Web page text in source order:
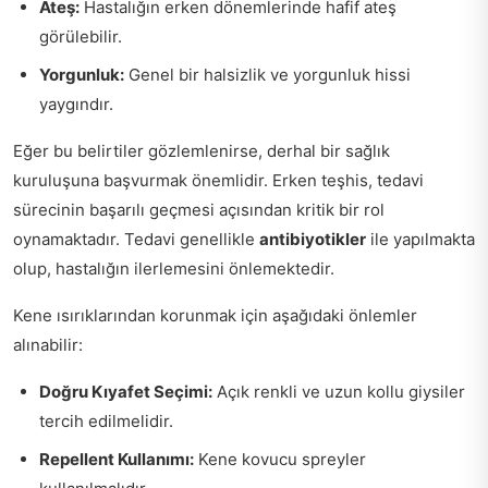
Ateş: Hastalığın erken dönemlerinde hafif ateş
görülebilir.
Yorgunluk: Genel bir halsizlik ve yorgunluk hissi
yaygındır.
Eğer bu belirtiler gözlemlenirse, derhal bir sağlık
kuruluşuna başvurmak önemlidir. Erken teşhis, tedavi
sürecinin başarılı geçmesi açısından kritik bir rol
oynamaktadır. Tedavi genellikle antibiyotikler ile yapılmakta
olup, hastalığın ilerlemesini önlemektedir.
Kene ısırıklarından korunmak için aşağıdaki önlemler
alınabilir:
Doğru Kıyafet Seçimi: Açık renkli ve uzun kollu giysiler
tercih edilmelidir.
Repellent Kullanımı: Kene kovucu spreyler